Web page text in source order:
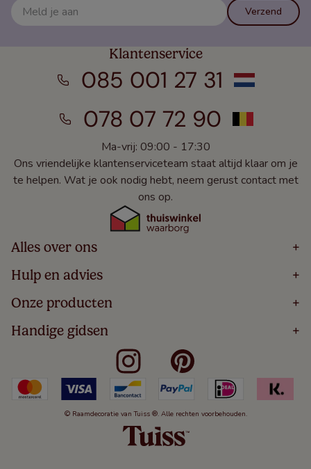
Verzend
Klantenservice
085 001 27 31
078 07 72 90
Ma-vrij: 09:00 - 17:30
Ons vriendelijke klantenserviceteam staat altijd klaar om je
te helpen. Wat je ook nodig hebt, neem gerust contact met
ons op.
Alles over ons +
Home
Over
Bestellen
Winacties
Veelgestelde Vragen
Hulp en advies +
Volg Je Bestelling
Levering
5 Jaar Garantie
Algemene Voorwaarden
Kindveiligheid
Cookies
Herroepingsrecht
Onze producten +
Houten Jaloezieën
Rolgordijnen
Verticale Jaloezieën
Duo Rolgordijnen
Duo Plisségordijnen
Handige gidsen +
Meten Voor Raamdecoratie
Badkamer Raamdecoratie
Slaapkamer Raamdecoratie
Keuken Raamdecoratie
De Jaloezieën Gids
Jaloezieënwoordenboek
© Raamdecoratie van Tuiss ®. Alle rechten voorbehouden.